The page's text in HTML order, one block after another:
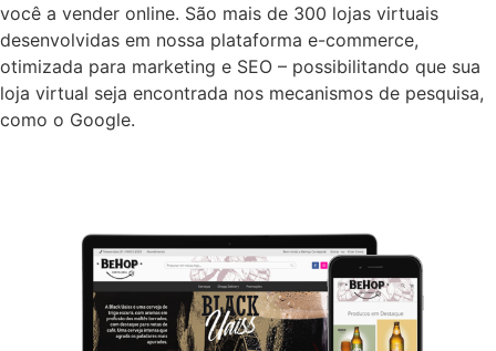
você a vender online. São mais de 300 lojas virtuais
desenvolvidas em nossa plataforma e-commerce,
otimizada para marketing e SEO – possibilitando que sua
loja virtual seja encontrada nos mecanismos de pesquisa,
como o Google.